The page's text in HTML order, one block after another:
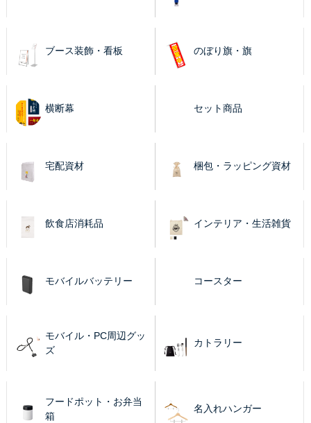
ブース装飾・看板 のぼり旗・旗
横断幕 セット商品
宅配資材 梱包・ラッピング資材
飲食店消耗品 インテリア・生活雑貨
モバイルバッテリー コースター
モバイル・PC周辺グッ
ズ
カトラリー
フードポット・お弁当
箱
名入れハンガー